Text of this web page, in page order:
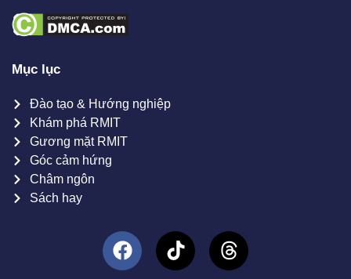
Mục lục
Đào tạo & Hướng nghiệp
Khám phá RMIT
Gương mặt RMIT
Góc cảm hứng
Châm ngôn
Sách hay